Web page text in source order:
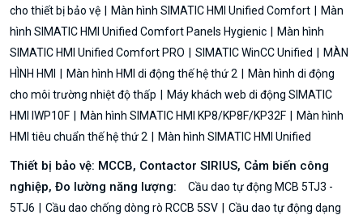
cho thiết bị bảo vệ
Màn hình SIMATIC HMI Unified Comfort
Màn
hình SIMATIC HMI Unified Comfort Panels Hygienic
Màn hình
SIMATIC HMI Unified Comfort PRO
SIMATIC WinCC Unified
MÀN
HÌNH HMI
Màn hình HMI di động thế hệ thứ 2
Màn hình di động
cho môi trường nhiệt độ thấp
Máy khách web di động SIMATIC
HMI IWP10F
Màn hình SIMATIC HMI KP8/KP8F/KP32F
Màn hình
HMI tiêu chuẩn thế hệ thứ 2
Màn hình SIMATIC HMI Unified
Thiết bị bảo vệ: MCCB, Contactor SIRIUS, Cảm biến công
nghiệp, Đo lường năng lượng:
Cầu dao tự động MCB 5TJ3 -
5TJ6
Cầu dao chống dòng rò RCCB 5SV
Cầu dao tự động dạng